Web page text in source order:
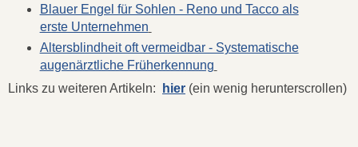
Blauer Engel für Sohlen - Reno und Tacco als
erste Unternehmen
Altersblindheit oft vermeidbar - Systematische
augenärztliche Früherkennung
Links zu weiteren Artikeln:
hier (ein wenig herunterscrollen)